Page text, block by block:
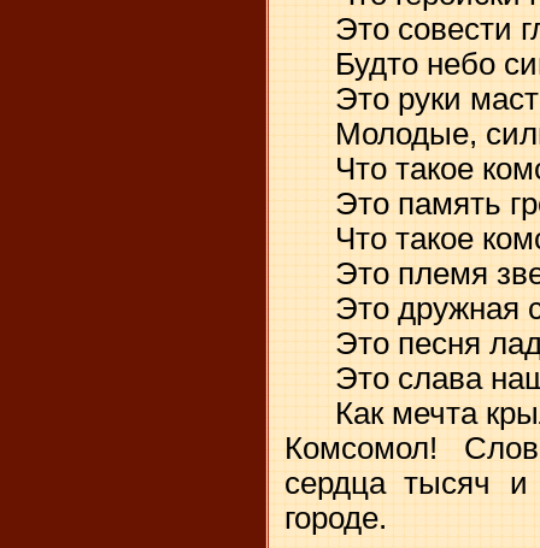
Это совести
Будто небо
Это руки
Молодые,
Что такое
Это память
Что такое
Это племя
Это дружная
Это песня
Это слава
Как мечта
Комсомол!
сердца тысяч
городе.